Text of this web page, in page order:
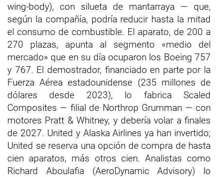
wing-body), con silueta de mantarraya — que,
según la compañía, podría reducir hasta la mitad
el consumo de combustible. El aparato, de 200 a
270 plazas, apunta al segmento «medio del
mercado» que en su día ocuparon los Boeing 757
y 767. El demostrador, financiado en parte por la
Fuerza Aérea estadounidense (235 millones de
dólares desde 2023), lo fabrica Scaled
Composites — filial de Northrop Grumman — con
motores Pratt & Whitney, y debería volar a finales
de 2027. United y Alaska Airlines ya han invertido;
United se reserva una opción de compra de hasta
cien aparatos, más otros cien. Analistas como
Richard Aboulafia (AeroDynamic Advisory) lo